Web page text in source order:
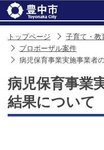
トップページ 子育て・教
プロポーザル案件
病児保育事業実施事業者
病児保育事業
結果について